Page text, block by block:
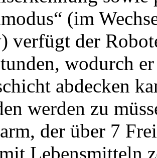
(im
verfügt der
wodurch
abdecken
werden zu
der über 7
Lebensmitteln